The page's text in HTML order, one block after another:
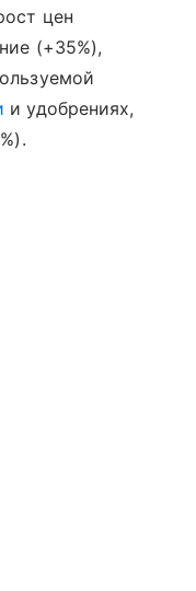
цен
(+35%),
и удобрениях,